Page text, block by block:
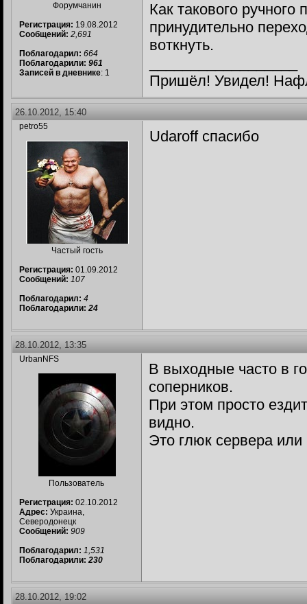
Форумчанин
Регистрация: 19.08.2012
Сообщений: 2,691
Поблагодарил: 664
Поблагодарили: 961
Записей в дневнике: 1
Как такового
принудительно
воткнуть.
Пришёл! Увидел!
26.10.2012, 15:40
petro55
Частый гость
Регистрация: 01.09.2012
Сообщений: 107
Поблагодарил: 4
Поблагодарили: 24
Udaroff спасибо
28.10.2012, 13:35
UrbanNFS
Пользователь
Регистрация: 02.10.2012
Адрес: Украина,
Северодонецк
Сообщений: 909
Поблагодарил: 1,531
Поблагодарили: 230
В выходные часто в
соперников.
При этом просто
видно.
Это глюк сервера
28.10.2012, 19:02